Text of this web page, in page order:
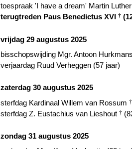
toespraak 'I have a dream' Martin
terugtreden Paus Benedictus XVI †
vrijdag 29 augustus 2025
bisschopswijding Mgr. Antoon
verjaardag Ruud Verheggen (57 jaar)
zaterdag 30 augustus 2025
sterfdag Kardinaal Willem van Rossum †
sterfdag Z. Eustachius van Lieshout †
zondag 31 augustus 2025